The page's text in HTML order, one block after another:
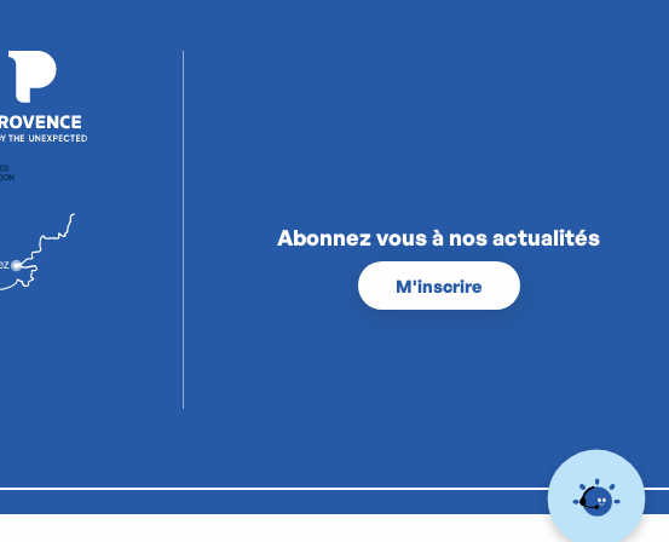
Abonnez vous à nos actualités
M'inscrire